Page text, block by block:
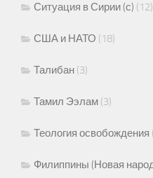
Ситуация в Сирии (с) (12)
США и НАТО (18)
Талибан (3)
Тамил Ээлам (3)
Теология освобождения
Филиппины (Новая